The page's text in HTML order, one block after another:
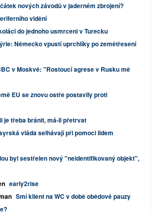
nových závodů v jaderném zbrojení?
vidění
do jednoho usmrceni v Turecku
Německo vpustí uprchlíky po zemětřesení
v Moskvě: "Rostoucí agrese v Rusku mě
EU se znovu ostře postavily proti
je třeba bránit, má-li přetrvat
vláda selhávají při pomoci lidem
byl sestřelen nový "neidentifikovaný objekt",
early2rise
Smí klient na WC v době obědové pauzy